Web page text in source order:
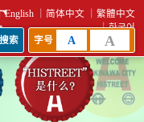
English 简体中文
繁體中文
한국어
索
字号 A A